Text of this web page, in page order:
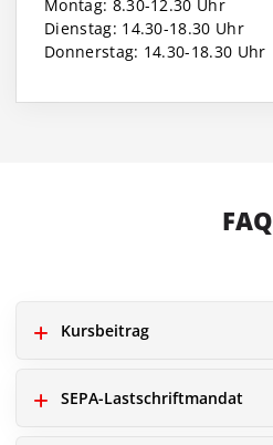
Montag: 8.30-12.30 Uhr
Dienstag: 14.30-18.30 Uhr
Donnerstag: 14.30-18.30 Uhr
FAQ
Kursbeitrag
SEPA-Lastschriftmandat